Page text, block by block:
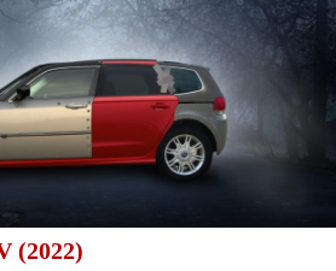
(2022)